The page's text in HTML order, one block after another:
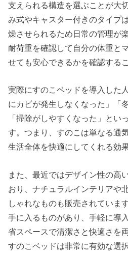
支えられる構造を選ぶことが大
み式やキャスター付きのタイプ
燥させられるため日常の管理が
耐荷重を確認して自分の体重と
せても安心できるかを確認する
実際にすのこベッドを導入した
にカビが発生しなくなった」「
「掃除がしやすくなった」とい
す。つまり、すのこは単なる通
生活全体を快適にしてくれる効
また、最近ではデザイン性の高
おり、ナチュラルインテリアや
しゃれなものも販売されていま
手に入るものがあり、手軽に導
省スペースで清潔さと快適さを
すのこベッドは非常に有効な選